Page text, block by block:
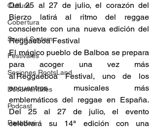
Cultura
Cobertura
Sound System
Festivales
Sesiones RootsLand
Documentales
Podcast
Rastafari
Del 25 al 27 de julio, el corazón del
Bierzo latirá al ritmo del reggae
consciente con una nueva edición del
Reggaeboa Festival
El mágico pueblo de Balboa se prepara
para acoger una vez más
al Reggaeboa Festival, uno de los
encuentros musicales más
emblemáticos del reggae en España.
Del 25 al 27 de julio, el evento
celebrará su 14ª edición con una